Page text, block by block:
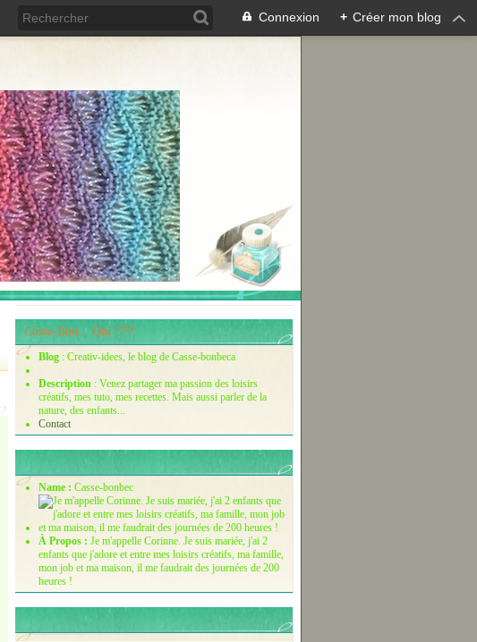
Connexion + Créer mon blog
Casse-Bon... Qui ???
Blog : Creativ-idees, le blog de Casse-bonbeca
Description : Venez partager ma passion des loisirs
créatifs, mes tuto, mes recettes. Mais aussi parler de la
nature, des enfants...
Contact
Name : Casse-bonbec
À Propos : Je m'appelle Corinne. Je suis mariée, j'ai 2
enfants que j'adore et entre mes loisirs créatifs, ma famille,
mon job et ma maison, il me faudrait des journées de 200
heures !